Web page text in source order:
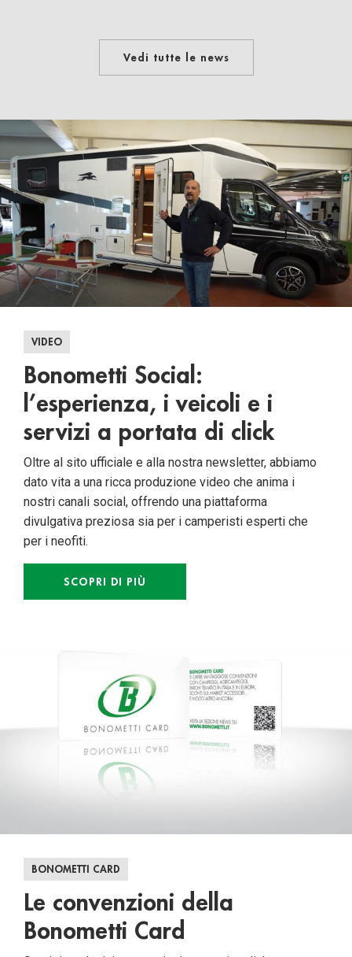
Vedi tutte le news
VIDEO
Bonometti Social:
l’esperienza, i veicoli e i
servizi a portata di click
Oltre al sito ufficiale e alla nostra newsletter, abbiamo
dato vita a una ricca produzione video che anima i
nostri canali social, offrendo una piattaforma
divulgativa preziosa sia per i camperisti esperti che
per i neofiti.
SCOPRI DI PIÙ
BONOMETTI CARD
Le convenzioni della
Bonometti Card